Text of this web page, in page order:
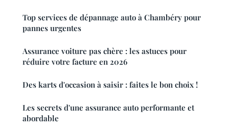
Top services de dépannage auto à Chambéry pour
pannes urgentes
Assurance voiture pas chère : les astuces pour
réduire votre facture en 2026
Des karts d'occasion à saisir : faites le bon choix !
Les secrets d'une assurance auto performante et
abordable